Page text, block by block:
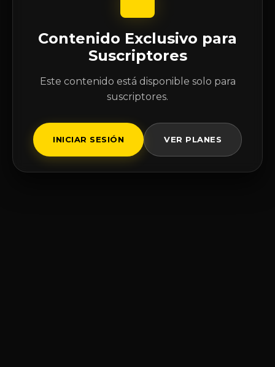
Contenido Exclusivo para
Suscriptores
Este contenido está disponible solo para
suscriptores.
INICIAR SESIÓN VER PLANES